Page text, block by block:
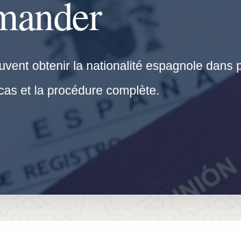
obtenir la nationalité espagnole dans
et la procédure complète.